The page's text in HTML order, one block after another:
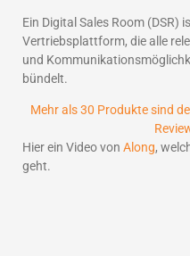
Ein Digital Sales Room (DSR)
Vertriebsplattform, die alle
und
bündelt.
Mehr als 30 Produkte sind
Hier ein Video von Along,
geht.